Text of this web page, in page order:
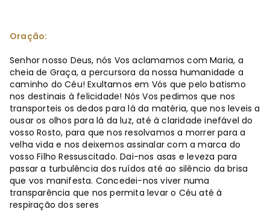
Oração:
Senhor nosso Deus, nós Vos aclamamos com Maria, a
cheia de Graça, a percursora da nossa humanidade a
caminho do Céu! Exultamos em Vós que pelo batismo
nos destinais à felicidade! Nós Vos pedimos que nos
transporteis os dedos para lá da matéria, que nos leveis a
ousar os olhos para lá da luz, até à claridade inefável do
vosso Rosto, para que nos resolvamos a morrer para a
velha vida e nos deixemos assinalar com a marca do
vosso Filho Ressuscitado. Dai-nos asas e leveza para
passar a turbulência dos ruídos até ao silêncio da brisa
que vos manifesta. Concedei-nos viver numa
transparência que nos permita levar o Céu até à
respiração dos seres